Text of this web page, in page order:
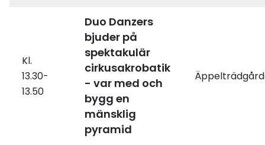
Kl.
13.30-
13.50
Duo Danzers
bjuder på
spektakulär
cirkusakrobatik
- var med och
bygg en
mänsklig
pyramid